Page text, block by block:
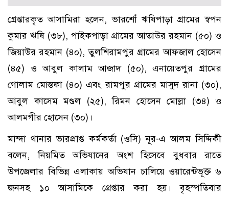
গ্রেপ্তারকৃত আসামিরা হলেন, ভারশোঁ ঋষিপাড়া গ্রামের স্বপন
কুমার ঋষি (৩৮), পাইকপাড়া গ্রামের আতাউর রহমান (৫০) ও
জিয়াউর রহমান (৪০), তুলশিরামপুর গ্রামের আফজাল হোসেন
(৪৫) ও আবুল কালাম আজাদ (৫০), এনায়েতপুর গ্রামের
গোলাম মোস্তফা (৪০) এবং রামপুর গ্রামের মাসুদ রানা (৩০),
আবুল কাসেম মণ্ডল (২৫), রিমন হোসেন মোল্লা (৩৪) ও
আলমগীর হোসেন (৩০)।
মান্দা থানার ভারপ্রাপ্ত কর্মকর্তা (ওসি) নূর-এ আলম সিদ্দিকী
বলেন, নিয়মিত অভিযানের অংশ হিসেবে বুধবার রাতে
উপজেলার বিভিন্ন এলাকায় অভিযান চালিয়ে ওয়ারেন্টভূক্ত ৬
জনসহ ১০ আসামিকে গ্রেপ্তার করা হয়। বৃহস্পতিবার